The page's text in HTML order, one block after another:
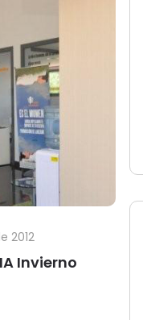
Invierno
2012